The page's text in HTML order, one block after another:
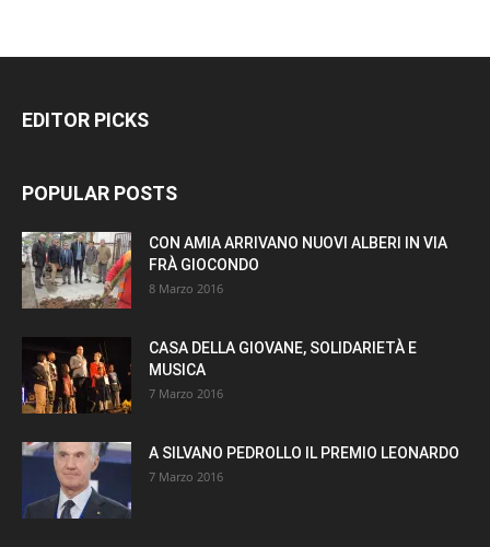
EDITOR PICKS
POPULAR POSTS
CON AMIA ARRIVANO NUOVI ALBERI IN VIA
FRÀ GIOCONDO
8 Marzo 2016
CASA DELLA GIOVANE, SOLIDARIETÀ E
MUSICA
7 Marzo 2016
A SILVANO PEDROLLO IL PREMIO LEONARDO
7 Marzo 2016